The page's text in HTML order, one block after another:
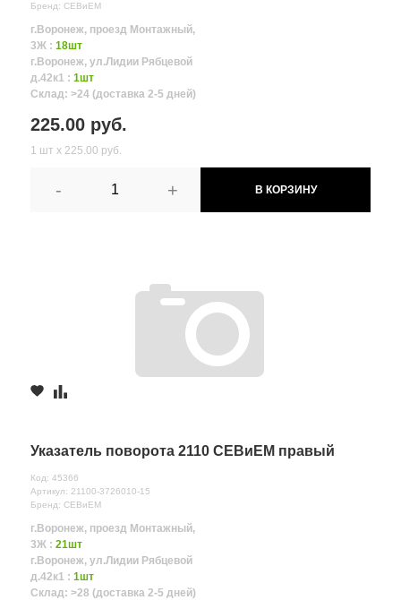
Бренд: СЕВиЕМ
г.Воронеж, проезд Монтажный,
3Ж : 18шт
г.Воронеж, ул.Лидии Рябцевой
д.42к1 : 1шт
Склад: >24 (доставка 2-5 дней)
225.00 руб.
1 шт х 225.00 руб.
- + В КОРЗИНУ
Указатель поворота 2110 СЕВиЕМ правый
Код: 45366
Артикул: 21100-3726010-15
Бренд: СЕВиЕМ
г.Воронеж, проезд Монтажный,
3Ж : 21шт
г.Воронеж, ул.Лидии Рябцевой
д.42к1 : 1шт
Склад: >28 (доставка 2-5 дней)